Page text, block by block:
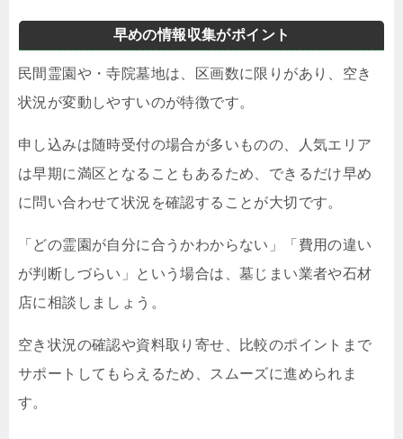
早めの情報収集がポイント
民間霊園や・寺院墓地は、区画数に限りがあり、空き
状況が変動しやすいのが特徴です。
申し込みは随時受付の場合が多いものの、人気エリア
は早期に満区となることもあるため、できるだけ早め
に問い合わせて状況を確認することが大切です。
「どの霊園が自分に合うかわからない」「費用の違い
が判断しづらい」という場合は、墓じまい業者や石材
店に相談しましょう。
空き状況の確認や資料取り寄せ、比較のポイントまで
サポートしてもらえるため、スムーズに進められま
す。